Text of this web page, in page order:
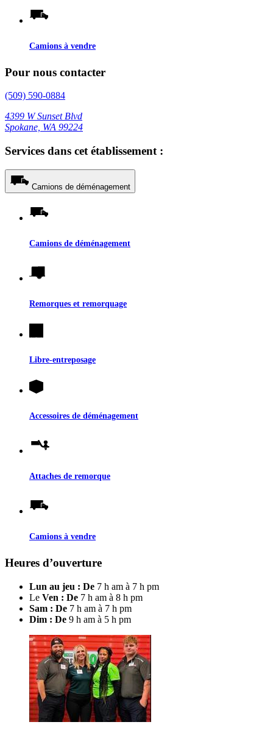
Camions à vendre
Pour nous contacter
(509) 590-0884
4399 W Sunset Blvd
Spokane, WA 99224
Services dans cet établissement :
Camions de déménagement
Camions de déménagement
Remorques et remorquage
Libre-entreposage
Accessoires de déménagement
Attaches de remorque
Camions à vendre
Heures d’ouverture
Lun au jeu : De 7 h am à 7 h pm
Le Ven : De 7 h am à 8 h pm
Sam : De 7 h am à 7 h pm
Dim : De 9 h am à 5 h pm